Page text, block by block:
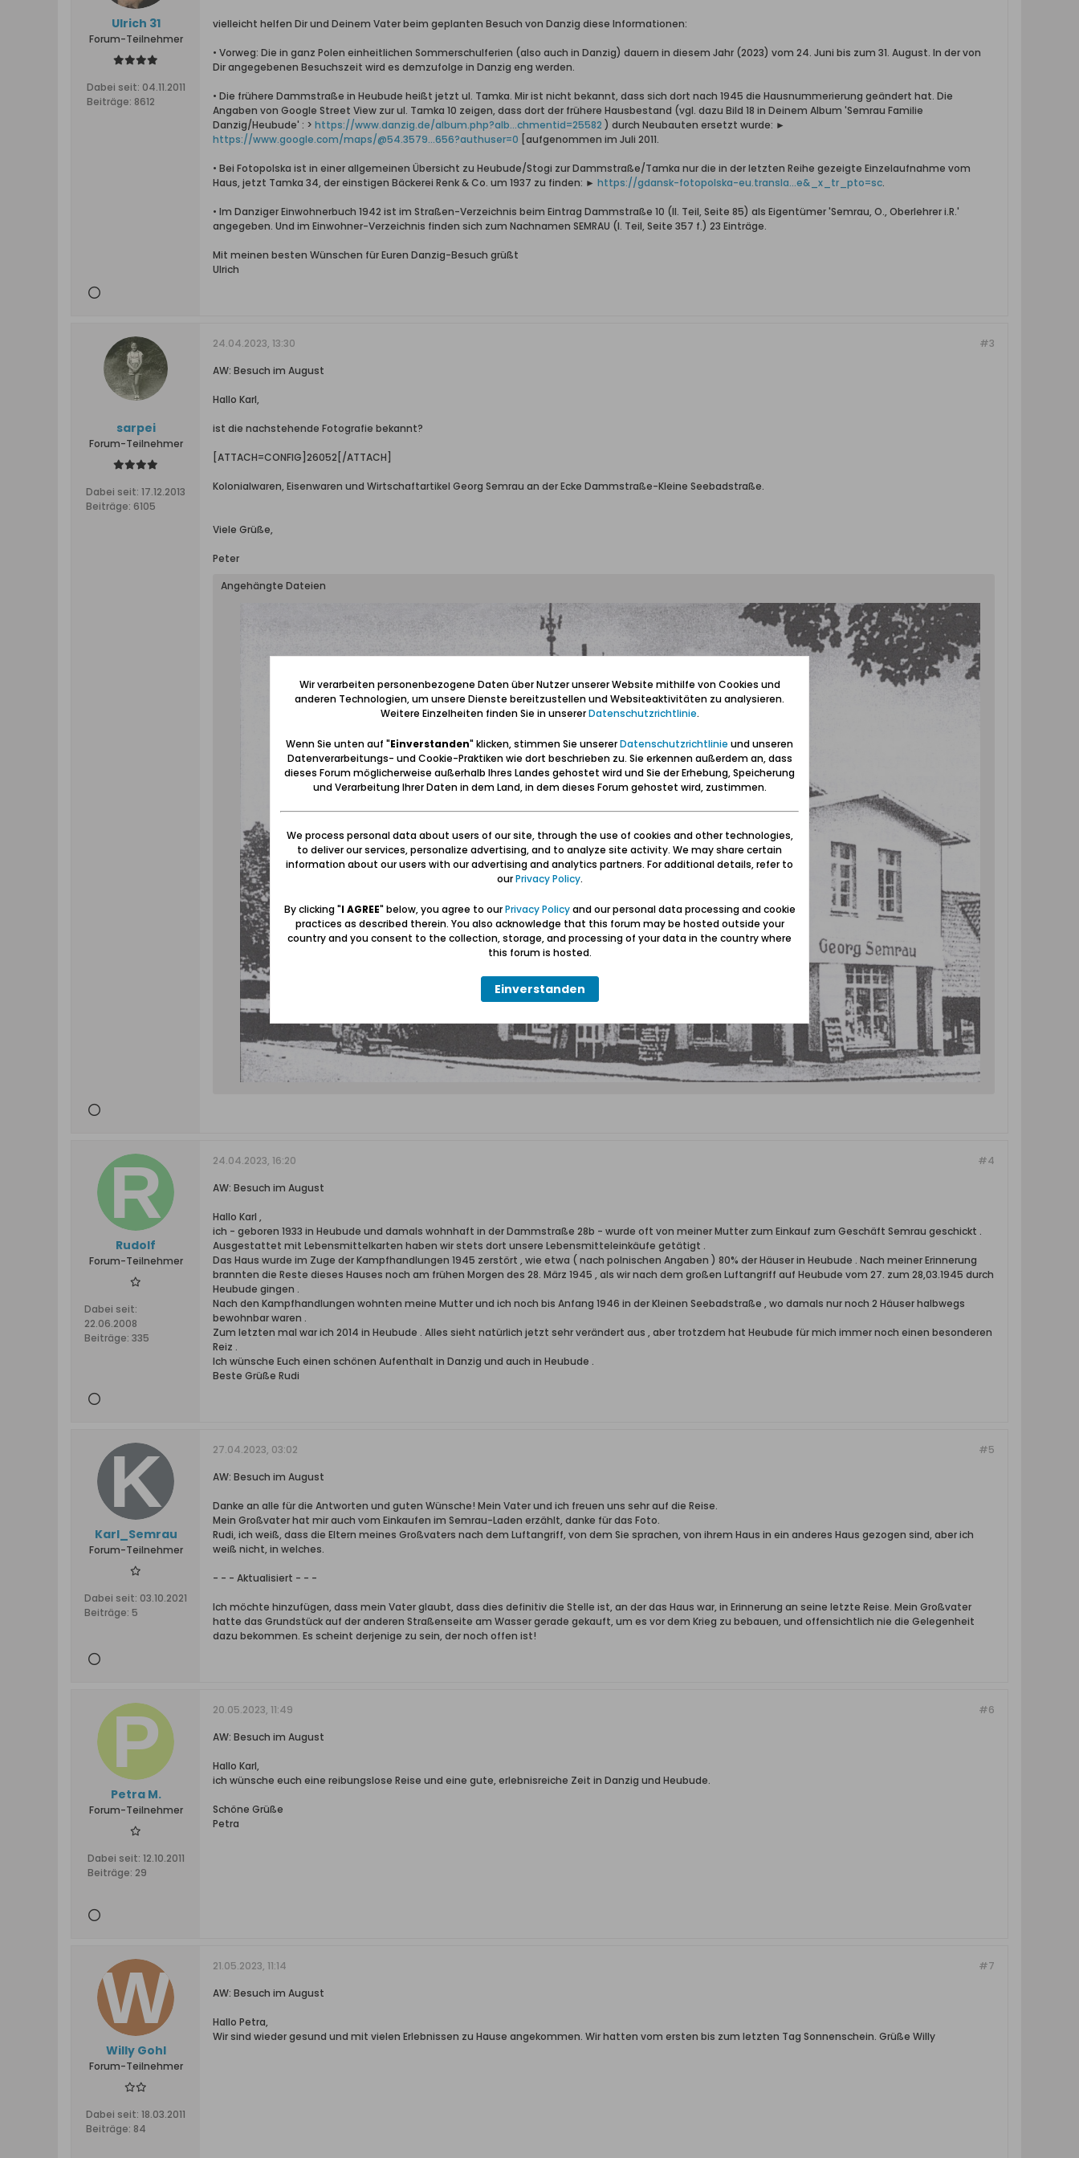
Ulrich 31
Forum-Teilnehmer
Dabei seit: 04.11.2011
Beiträge: 8612
vielleicht helfen Dir und Deinem Vater beim geplanten Besuch von Danzig diese Informationen:
• Vorweg: Die in ganz Polen einheitlichen Sommerschulferien (also auch in Danzig) dauern in diesem Jahr (2023) vom 24. Juni bis zum 31. August. In der von
Dir angegebenen Besuchszeit wird es demzufolge in Danzig eng werden.
• Die frühere Dammstraße in Heubude heißt jetzt ul. Tamka. Mir ist nicht bekannt, dass sich dort nach 1945 die Hausnummerierung geändert hat. Die
Angaben von Google Street View zur ul. Tamka 10 zeigen, dass dort der frühere Hausbestand (vgl. dazu Bild 18 in Deinem Album 'Semrau Familie
Danzig/Heubude' : > https://www.danzig.de/album.php?alb...chmentid=25582 ) durch Neubauten ersetzt wurde: ►
https://www.google.com/maps/@54.3579...656?authuser=0 [aufgenommen im Juli 2011.
• Bei Fotopolska ist in einer allgemeinen Übersicht zu Heubude/Stogi zur Dammstraße/Tamka nur die in der letzten Reihe gezeigte Einzelaufnahme vom
Haus, jetzt Tamka 34, der einstigen Bäckerei Renk & Co. um 1937 zu finden: ► https://gdansk-fotopolska-eu.transla...e&_x_tr_pto=sc.
• Im Danziger Einwohnerbuch 1942 ist im Straßen-Verzeichnis beim Eintrag Dammstraße 10 (II. Teil, Seite 85) als Eigentümer 'Semrau, O., Oberlehrer i.R.'
angegeben. Und im Einwohner-Verzeichnis finden sich zum Nachnamen SEMRAU (I. Teil, Seite 357 f.) 23 Einträge.
Mit meinen besten Wünschen für Euren Danzig-Besuch grüßt
Ulrich
sarpei
Forum-Teilnehmer
Dabei seit: 17.12.2013
Beiträge: 6105
#3
24.04.2023, 13:30
AW: Besuch im August
Hallo Karl,
ist die nachstehende Fotografie bekannt?
[ATTACH=CONFIG]26052[/ATTACH]
Kolonialwaren, Eisenwaren und Wirtschaftartikel Georg Semrau an der Ecke Dammstraße-Kleine Seebadstraße.
Viele Grüße,
Peter
Angehängte Dateien
Rudolf
Forum-Teilnehmer
Dabei seit:
22.06.2008
Beiträge: 335
#4
24.04.2023, 16:20
AW: Besuch im August
Hallo Karl ,
ich - geboren 1933 in Heubude und damals wohnhaft in der Dammstraße 28b - wurde oft von meiner Mutter zum Einkauf zum Geschäft Semrau geschickt .
Ausgestattet mit Lebensmittelkarten haben wir stets dort unsere Lebensmitteleinkäufe getätigt .
Das Haus wurde im Zuge der Kampfhandlungen 1945 zerstört , wie etwa ( nach polnischen Angaben ) 80% der Häuser in Heubude . Nach meiner Erinnerung
brannten die Reste dieses Hauses noch am frühen Morgen des 28. März 1945 , als wir nach dem großen Luftangriff auf Heubude vom 27. zum 28,03.1945 durch
Heubude gingen .
Nach den Kampfhandlungen wohnten meine Mutter und ich noch bis Anfang 1946 in der Kleinen Seebadstraße , wo damals nur noch 2 Häuser halbwegs
bewohnbar waren .
Zum letzten mal war ich 2014 in Heubude . Alles sieht natürlich jetzt sehr verändert aus , aber trotzdem hat Heubude für mich immer noch einen besonderen
Reiz .
Ich wünsche Euch einen schönen Aufenthalt in Danzig und auch in Heubude .
Beste Grüße Rudi
Karl_Semrau
Forum-Teilnehmer
Dabei seit: 03.10.2021
Beiträge: 5
#5
27.04.2023, 03:02
AW: Besuch im August
Danke an alle für die Antworten und guten Wünsche! Mein Vater und ich freuen uns sehr auf die Reise.
Mein Großvater hat mir auch vom Einkaufen im Semrau-Laden erzählt, danke für das Foto.
Rudi, ich weiß, dass die Eltern meines Großvaters nach dem Luftangriff, von dem Sie sprachen, von ihrem Haus in ein anderes Haus gezogen sind, aber ich
weiß nicht, in welches.
- - - Aktualisiert - - -
Ich möchte hinzufügen, dass mein Vater glaubt, dass dies definitiv die Stelle ist, an der das Haus war, in Erinnerung an seine letzte Reise. Mein Großvater
hatte das Grundstück auf der anderen Straßenseite am Wasser gerade gekauft, um es vor dem Krieg zu bebauen, und offensichtlich nie die Gelegenheit
dazu bekommen. Es scheint derjenige zu sein, der noch offen ist!
Petra M.
Forum-Teilnehmer
Dabei seit: 12.10.2011
Beiträge: 29
#6
20.05.2023, 11:49
AW: Besuch im August
Hallo Karl,
ich wünsche euch eine reibungslose Reise und eine gute, erlebnisreiche Zeit in Danzig und Heubude.
Schöne Grüße
Petra
Willy Gohl
Forum-Teilnehmer
Dabei seit: 18.03.2011
Beiträge: 84
#7
21.05.2023, 11:14
AW: Besuch im August
Hallo Petra,
Wir sind wieder gesund und mit vielen Erlebnissen zu Hause angekommen. Wir hatten vom ersten bis zum letzten Tag Sonnenschein. Grüße Willy
Wir verarbeiten personenbezogene Daten über Nutzer unserer Website mithilfe von Cookies und
anderen Technologien, um unsere Dienste bereitzustellen und Websiteaktivitäten zu analysieren.
Weitere Einzelheiten finden Sie in unsererDatenschutzrichtlinie.
Wenn Sie unten auf "Einverstanden" klicken, stimmen Sie unsererDatenschutzrichtlinie und unseren
Datenverarbeitungs- und Cookie-Praktiken wie dort beschrieben zu. Sie erkennen außerdem an, dass
dieses Forum möglicherweise außerhalb Ihres Landes gehostet wird und Sie der Erhebung, Speicherung
und Verarbeitung Ihrer Daten in dem Land, in dem dieses Forum gehostet wird, zustimmen.
We process personal data about users of our site, through the use of cookies and other technologies,
to deliver our services, personalize advertising, and to analyze site activity. We may share certain
information about our users with our advertising and analytics partners. For additional details, refer to
ourPrivacy Policy.
By clicking "I AGREE" below, you agree to ourPrivacy Policyand our personal data processing and cookie
practices as described therein. You also acknowledge that this forum may be hosted outside your
country and you consent to the collection, storage, and processing of your data in the country where
this forum is hosted.
Einverstanden